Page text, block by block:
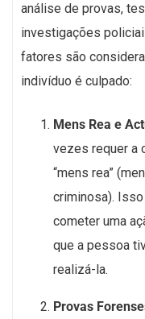
análise de provas,
investigações
fatores são
indivíduo é culpado:
Mens Rea e
vezes requer a
“mens rea”
criminosa).
cometer uma
que a pessoa
realizá-la.
Provas